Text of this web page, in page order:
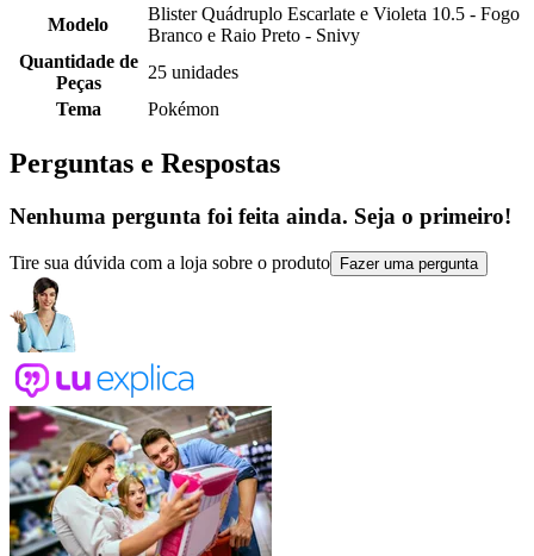
Modelo
Blister Quádruplo Escarlate e Violeta 10.5 - Fogo
Branco e Raio Preto - Snivy
Quantidade de
Peças
25 unidades
Tema
Pokémon
Perguntas e Respostas
Nenhuma pergunta foi feita ainda. Seja o primeiro!
Tire sua dúvida com a loja sobre o produto Fazer uma pergunta